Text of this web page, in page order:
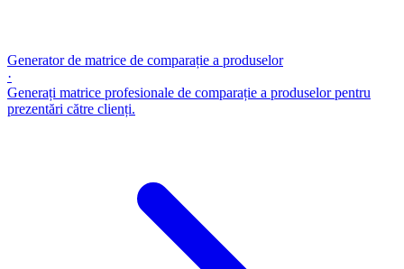
Generator de matrice de comparație a produselor
·
Generați matrice profesionale de comparație a produselor pentru
prezentări către clienți.